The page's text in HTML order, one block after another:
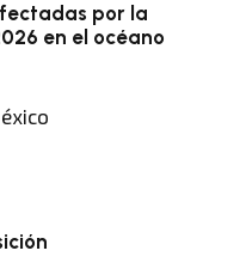
por la
en el océano